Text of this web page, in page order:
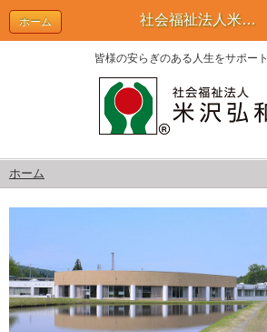
社会福祉法人米沢弘和会
ホーム
皆様の安らぎのある人生をサポート
ホーム